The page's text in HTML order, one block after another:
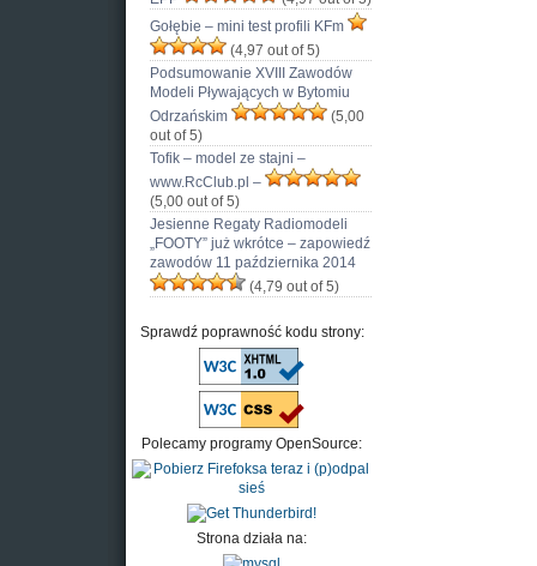
Gołębie – mini test profili KFm
(4,97 out of 5)
Podsumowanie XVIII Zawodów
Modeli Pływających w Bytomiu
Odrzańskim
(5,00
out of 5)
Tofik – model ze stajni –
www.RcClub.pl –
(5,00 out of 5)
Jesienne Regaty Radiomodeli
„FOOTY” już wkrótce – zapowiedź
zawodów 11 października 2014
(4,79 out of 5)
Sprawdź poprawność kodu strony:
Polecamy programy OpenSource:
Strona działa na: